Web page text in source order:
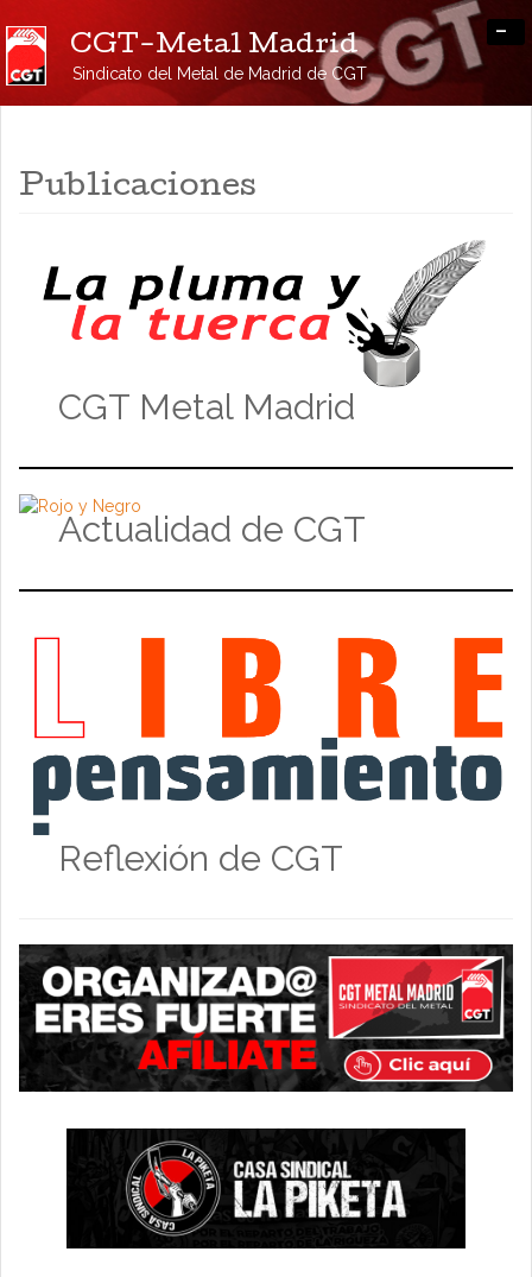
CGT-Metal Madrid
Sindicato del Metal de Madrid de CGT
-
Publicaciones
CGT Metal Madrid
Actualidad de CGT
Reflexión de CGT